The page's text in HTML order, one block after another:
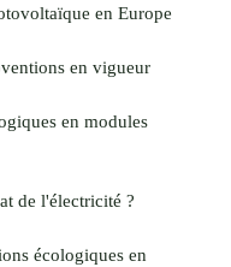
en Europe
en vigueur
en modules
de l'électricité ?
écologiques en